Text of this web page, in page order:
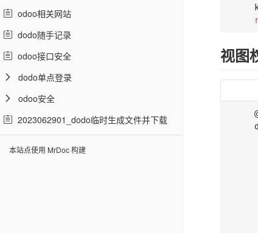
odoo相关网站
dodo随手记录
odoo接口安全
dodo单点登录
odoo安全
2023062901_dodo临时生成文件并下载
本站点使用 MrDoc 构建
视图